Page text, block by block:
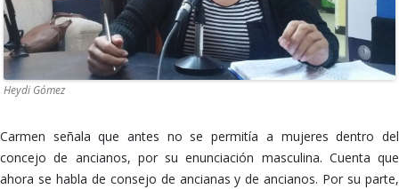
Heydi Gómez
Carmen señala que antes no se permitía a mujeres dentro del
concejo de ancianos, por su enunciación masculina. Cuenta que
ahora se habla de consejo de ancianas y de ancianos. Por su parte,